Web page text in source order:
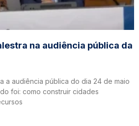
na audiência pública da
a audiência pública do dia 24 de maio
foi: como construir cidades